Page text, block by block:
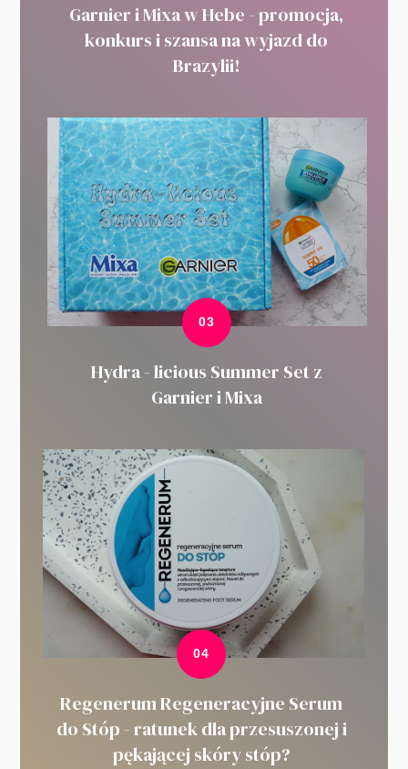
Garnier i Mixa w Hebe - promocja,
konkurs i szansa na wyjazd do
Brazylii!
Hydra - licious Summer Set z
Garnier i Mixa
Regenerum Regeneracyjne Serum
do Stóp - ratunek dla przesuszonej i
pękającej skóry stóp?